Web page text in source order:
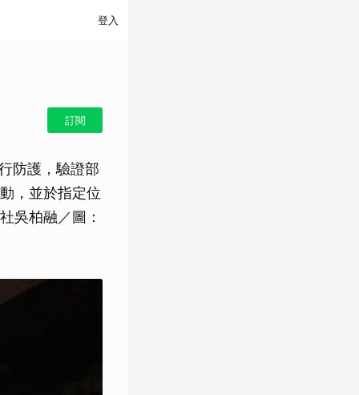
登入
訂閱
防護，驗證部
，並於指定位
吳柏融／圖：